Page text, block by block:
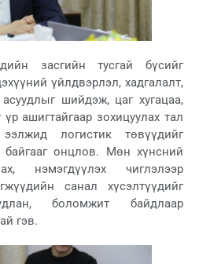
засгийн тусгай бүсийг
үйлдвэрлэл, хадгалалт,
асуудлыг шийдэж, цаг хугацаа,
ашигтайгаар зохицуулах тал
логистик төвүүдийг
байгааг онцлов. Мөн хүнсний
нэмэгдүүлэх чиглэлээр
санал хүсэлтүүдийг
боломжит байдлаар
гэв.